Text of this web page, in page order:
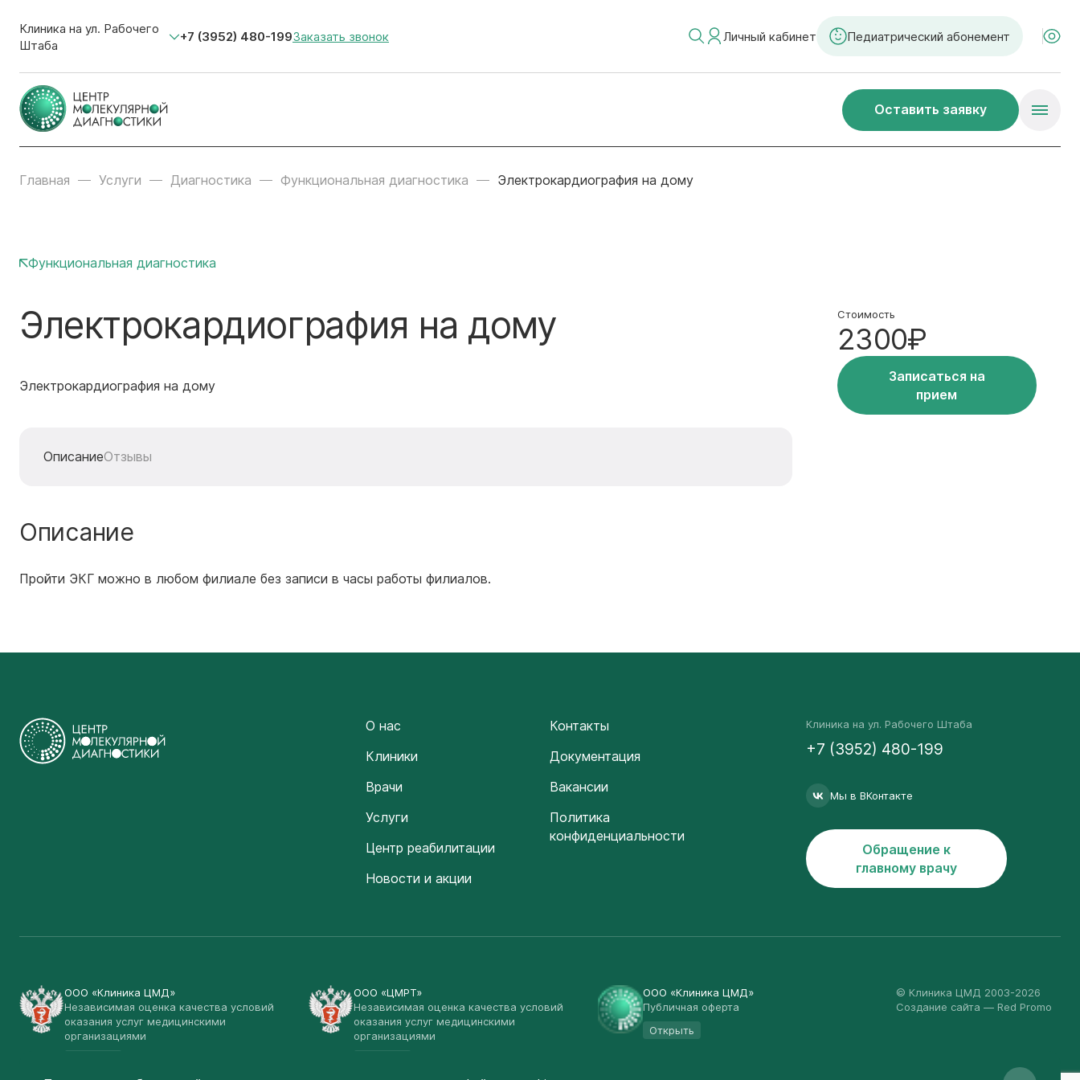
Клиника на ул. Рабочего
Штаба
+7 (3952) 480-199Заказать звонок Личный кабинет Педиатрический абонемент
Оставить заявку
Главная Услуги Диагностика Функциональная диагностика Электрокардиография на дому
Функциональная диагностика
Электрокардиография на дому
Электрокардиография на дому
ОписаниеОтзывы
Описание
Пройти ЭКГ можно в любом филиале без записи в часы работы филиалов.
Стоимость
2300₽
Записаться на
прием
О нас
Клиники
Врачи
Услуги
Центр реабилитации
Новости и акции
Контакты
Документация
Вакансии
Политика
конфиденциальности
Клиника на ул. Рабочего Штаба
+7 (3952) 480-199
Мы в ВКонтакте
Обращение к
главному врачу
ООО «Клиника ЦМД»
Независимая оценка качества условий
оказания услуг медицинскими
организациями
ООО «ЦМРТ»
Независимая оценка качества условий
оказания услуг медицинскими
организациями
ООО «Клиника ЦМД»
Публичная оферта
Открыть
© Клиника ЦМД 2003-2026
Создание сайта — Red Promo